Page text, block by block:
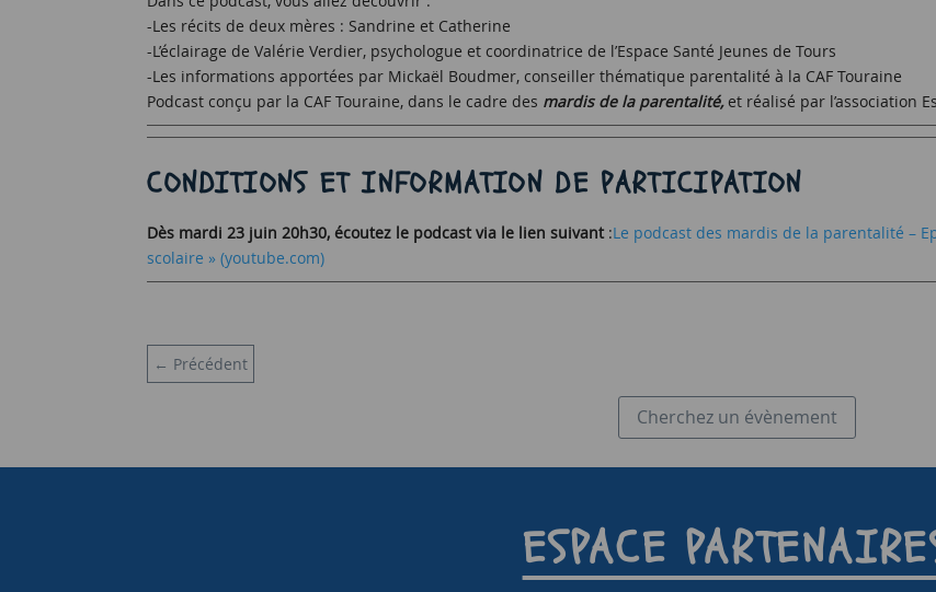
-Les récits de deux mères : Sandrine et Catherine
-L’éclairage de Valérie Verdier, psychologue et coordinatrice de l’Espace Santé Jeunes de Tours
-Les informations apportées par Mickaël Boudmer, conseiller thématique parentalité à la CAF Touraine
Podcast conçu par la CAF Touraine, dans le cadre des mardis de la parentalité,et réalisé par l’association
CONDITIONS ET INFORMATION DE PARTICIPATION
Dès mardi 23 juin 20h30, écoutez le podcast via le lien suivant :Le podcast des mardis de la parentalité –
scolaire » (youtube.com)
← Précédent
Cherchez un évènement
ESPACE